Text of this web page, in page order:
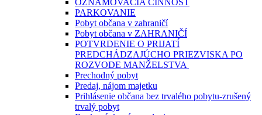
PARKOVANIE
Pobyt občana v zahraničí
Pobyt občana v ZAHRANIČÍ
POTVRDENIE O PRIJATÍ
PREDCHÁDZAJÚCHO PRIEZVISKA PO
ROZVODE MANŽELSTVA
Prechodný pobyt
Predaj, nájom majetku
Prihlásenie občana bez trvalého pobytu-zrušený
trvalý pobyt